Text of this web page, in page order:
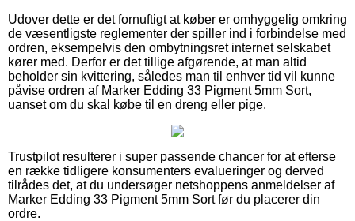
Udover dette er det fornuftigt at køber er omhyggelig omkring
de væsentligste reglementer der spiller ind i forbindelse med
ordren, eksempelvis den ombytningsret internet selskabet
kører med. Derfor er det tillige afgørende, at man altid
beholder sin kvittering, således man til enhver tid vil kunne
påvise ordren af Marker Edding 33 Pigment 5mm Sort,
uanset om du skal købe til en dreng eller pige.
Trustpilot resulterer i super passende chancer for at efterse
en række tidligere konsumenters evalueringer og derved
tilrådes det, at du undersøger netshoppens anmeldelser af
Marker Edding 33 Pigment 5mm Sort før du placerer din
ordre.